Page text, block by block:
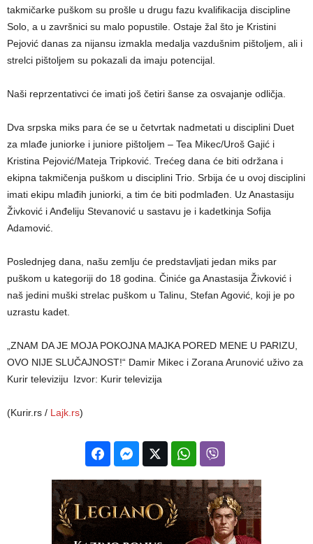
takmičarke puškom su prošle u drugu fazu kvalifikacija discipline
Solo, a u završnici su malo popustile. Ostaje žal što je Kristini
Pejović danas za nijansu izmakla medalja vazdušnim pištoljem, ali i
strelci pištoljem su pokazali da imaju potencijal.
Naši reprzentativci će imati još četiri šanse za osvajanje odličja.
Dva srpska miks para će se u četvrtak nadmetati u disciplini Duet
za mlađe juniorke i juniore pištoljem – Tea Mikec/Uroš Gajić i
Kristina Pejović/Mateja Tripković. Trećeg dana će biti održana i
ekipna takmičenja puškom u disciplini Trio. Srbija će u ovoj disciplini
imati ekipu mlađih juniorki, a tim će biti podmlađen. Uz Anastasiju
Živković i Anđeliju Stevanović u sastavu je i kadetkinja Sofija
Adamović.
Poslednjeg dana, našu zemlju će predstavljati jedan miks par
puškom u kategoriji do 18 godina. Činiće ga Anastasija Živković i
naš jedini muški strelac puškom u Talinu, Stefan Agović, koji je po
uzrastu kadet.
„ZNAM DA JE MOJA POKOJNA MAJKA PORED MENE U PARIZU,
OVO NIJE SLUČAJNOST!“ Damir Mikec i Zorana Arunović uživo za
Kurir televiziju Izvor: Kurir televizija
(Kurir.rs / Lajk.rs)